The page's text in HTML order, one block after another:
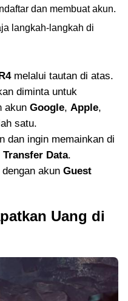
dan membuat akun.
langkah-langkah di
melalui tautan di atas.
diminta untuk
akun Google, Apple,
satu.
dan ingin memainkan di
Transfer Data.
akun Guest
Uang di